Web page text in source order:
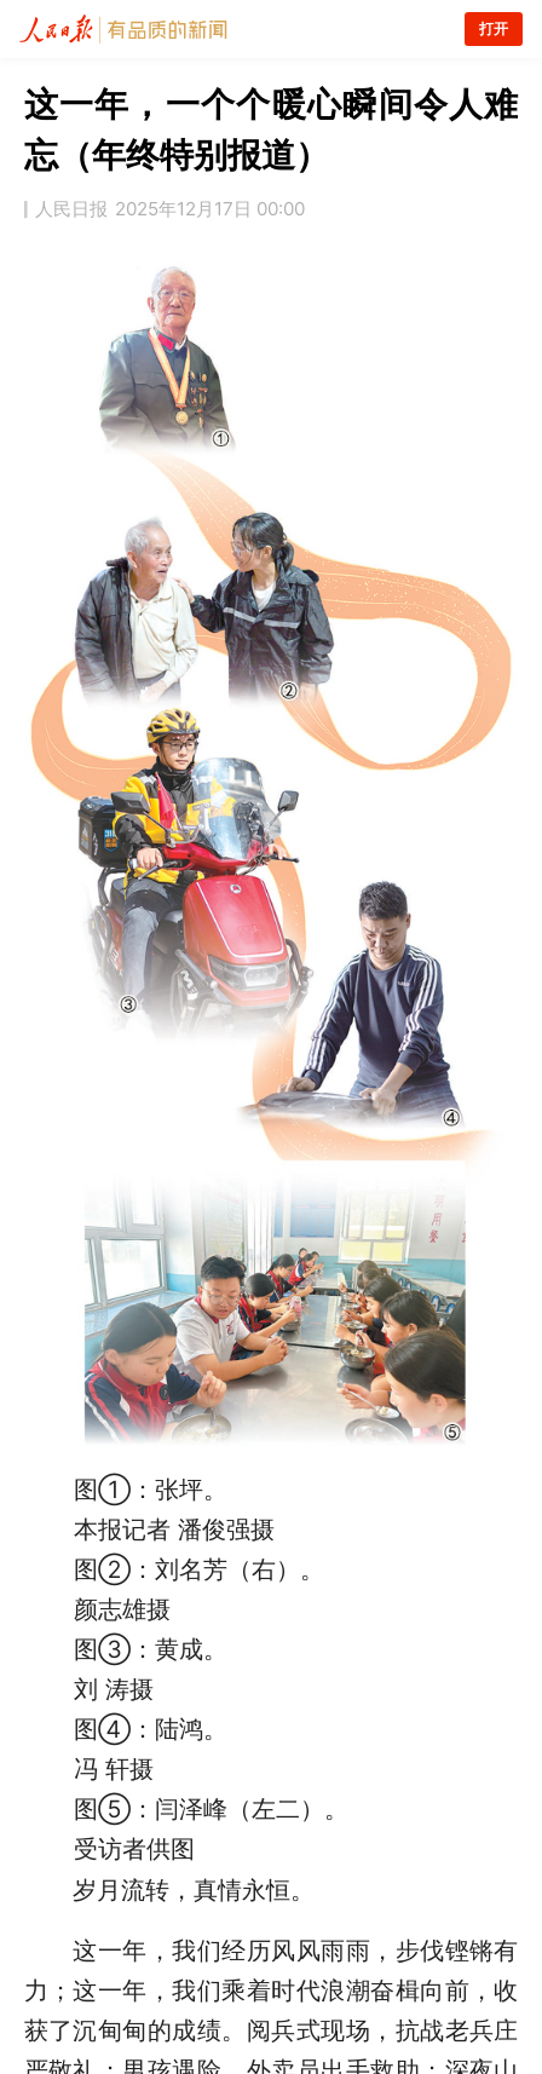
打开
这一年，一个个暖心瞬间令人难
忘（年终特别报道）
人民日报 2025年12月17日 00:00
图①：张坪。
本报记者 潘俊强摄
图②：刘名芳（右）。
颜志雄摄
图③：黄成。
刘 涛摄
图④：陆鸿。
冯 轩摄
图⑤：闫泽峰（左二）。
受访者供图
岁月流转，真情永恒。
这一年，我们经历风风雨雨，步伐铿锵有
力；这一年，我们乘着时代浪潮奋楫向前，收
获了沉甸甸的成绩。阅兵式现场，抗战老兵庄